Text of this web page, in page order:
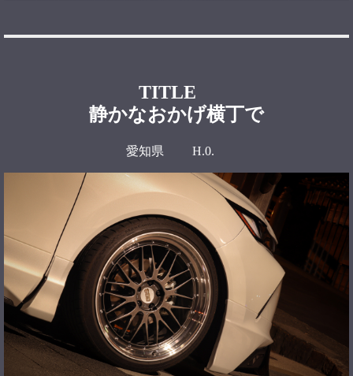
TITLE
静かなおかげ横丁で
愛知県 H.0.